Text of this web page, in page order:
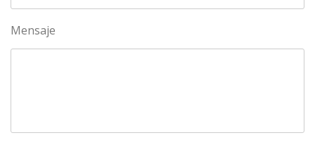
Mensaje